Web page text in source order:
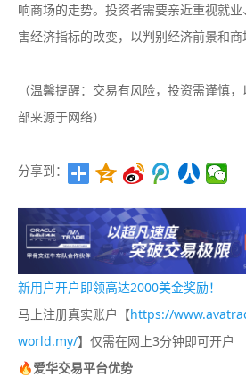
响商场的走势。投资者需要亲近重视就
害经济指标的改变，以判别经济前景和商
（温馨提醒：交易有风险，投资需谨慎
部来源于网络）
分享到：
新用户开户即领高达2000美金奖励！
马上注册真实账户【https://
world.my/】仅需在网上3分钟即可开户
🔥爱华交易平台优势